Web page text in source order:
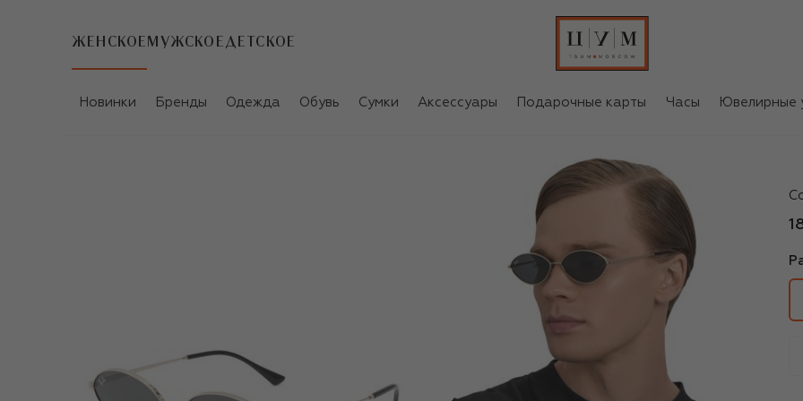
ЖЕНСКОЕ МУЖСКОЕ ДЕТСКОЕ
Новинки Бренды Одежда Обувь Сумки Аксессуары Подарочные карты Часы Ювелирные